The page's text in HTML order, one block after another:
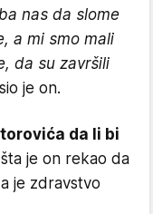
nas da slome
a mi smo mali
da su završili
je on.
da li bi
je on rekao da
je zdravstvo